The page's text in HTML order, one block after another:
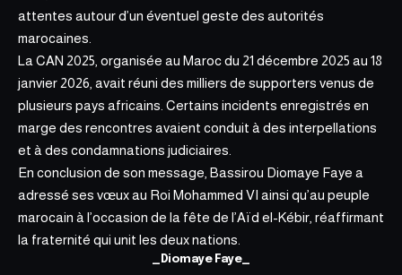
attentes autour d’un éventuel geste des autorités
marocaines.
La CAN 2025, organisée au Maroc du 21 décembre 2025 au 18
janvier 2026, avait réuni des milliers de supporters venus de
plusieurs pays africains. Certains incidents enregistrés en
marge des rencontres avaient conduit à des interpellations
et à des condamnations judiciaires.
En conclusion de son message, Bassirou Diomaye Faye a
adressé ses vœux au Roi Mohammed VI ainsi qu’au peuple
marocain à l’occasion de la fête de l’Aïd el-Kébir, réaffirmant
la fraternité qui unit les deux nations.
_Diomaye Faye_